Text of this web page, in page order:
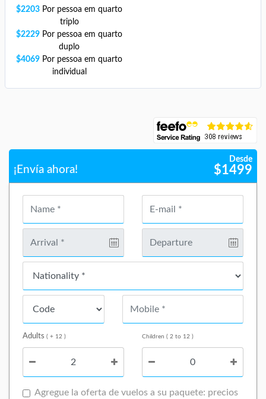
$2203 Por pessoa em quarto
triplo
$2229 Por pessoa em quarto
duplo
$4069 Por pessoa em quarto
individual
¡Envía ahora!
Desde
$1499
Adults ( + 12 ) Children ( 2 to 12 )
Agregue la oferta de vuelos a su paquete: precios